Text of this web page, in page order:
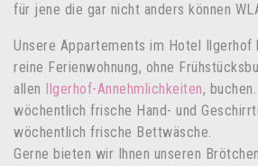
für jene die gar nicht anders können
Unsere Appartements im Hotel Ilgerhof
reine Ferienwohnung, ohne
allen Ilgerhof-Annehmlichkeiten,
wöchentlich frische Hand- und
wöchentlich frische Bettwäsche.
Gerne bieten wir Ihnen unseren